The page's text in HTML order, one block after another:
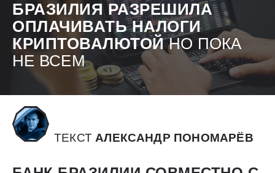
БРАЗИЛИЯ РАЗРЕШИЛА
ОПЛАЧИВАТЬ НАЛОГИ
КРИПТОВАЛЮТОЙНО ПОКА
НЕ ВСЕМ
ТЕКСТ АЛЕКСАНДР ПОНОМАРЁВ